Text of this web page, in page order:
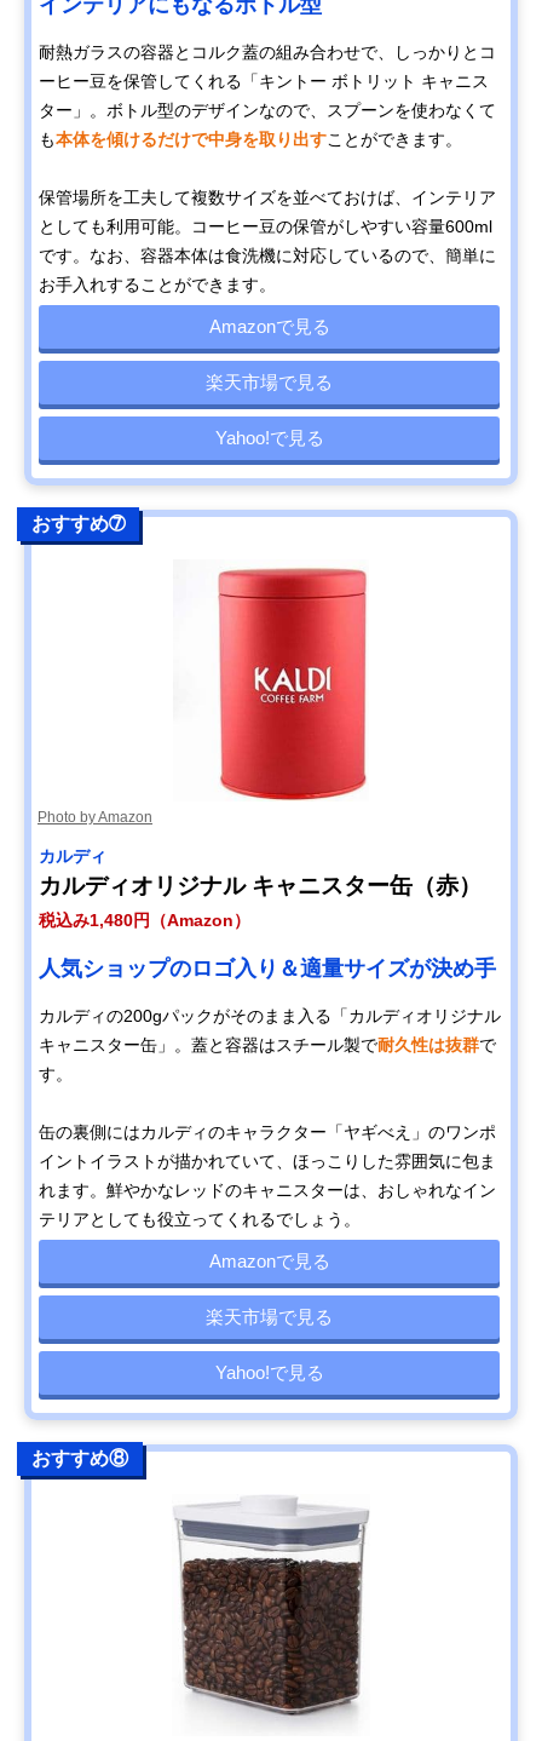
耐熱ガラスの容器とコルク蓋の組み合わせで、しっかりとコ
ーヒー豆を保管してくれる「キントー ボトリット キャニス
ター」。ボトル型のデザインなので、スプーンを使わなくて
も本体を傾けるだけで中身を取り出すことができます。
保管場所を工夫して複数サイズを並べておけば、インテリア
としても利用可能。コーヒー豆の保管がしやすい容量600ml
です。なお、容器本体は食洗機に対応しているので、簡単に
お手入れすることができます。
Amazonで見る
楽天市場で見る
Yahoo!で見る
おすすめ➆
Photo by Amazon
カルディ
カルディオリジナル キャニスター缶（赤）
税込み1,480円（Amazon）
人気ショップのロゴ入り＆適量サイズが決め手
カルディの200gパックがそのまま入る「カルディオリジナル
キャニスター缶」。蓋と容器はスチール製で耐久性は抜群で
す。
缶の裏側にはカルディのキャラクター「ヤギべえ」のワンポ
イントイラストが描かれていて、ほっこりした雰囲気に包ま
れます。鮮やかなレッドのキャニスターは、おしゃれなイン
テリアとしても役立ってくれるでしょう。
Amazonで見る
楽天市場で見る
Yahoo!で見る
おすすめ⑧